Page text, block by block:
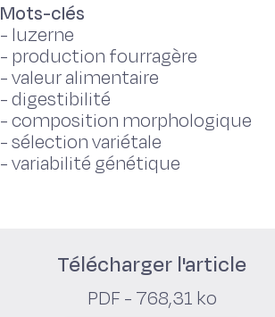
Mots-clés
- luzerne
- production fourragère
-valeur alimentaire
-digestibilité
-composition morphologique
-sélection variétale
-variabilité génétique
Télécharger l'article
PDF - 768,31 ko